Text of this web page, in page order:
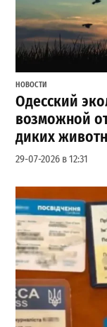
НОВОСТИ
Одесский
возможной
диких
29-07-2026 в 12:31